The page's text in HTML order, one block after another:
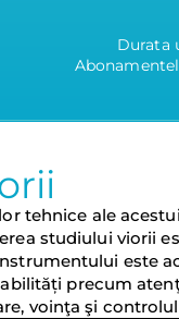
Durata
tehnice ale
studiului viorii
este
precum
voinţa şi